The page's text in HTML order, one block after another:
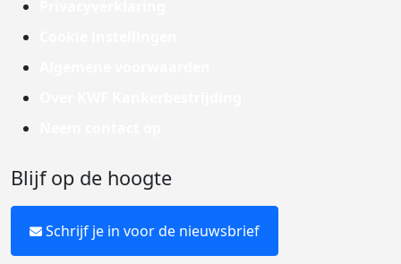
Blijf op de hoogte
Schrijf je in voor de nieuwsbrief